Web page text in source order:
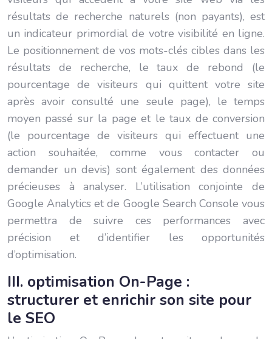
résultats de recherche naturels (non payants), est
un indicateur primordial de votre visibilité en ligne.
Le positionnement de vos mots-clés cibles dans les
résultats de recherche, le taux de rebond (le
pourcentage de visiteurs qui quittent votre site
après avoir consulté une seule page), le temps
moyen passé sur la page et le taux de conversion
(le pourcentage de visiteurs qui effectuent une
action souhaitée, comme vous contacter ou
demander un devis) sont également des données
précieuses à analyser. L’utilisation conjointe de
Google Analytics et de Google Search Console vous
permettra de suivre ces performances avec
précision et d’identifier les opportunités
d’optimisation.
III. optimisation On-Page :
structurer et enrichir son site pour
le SEO